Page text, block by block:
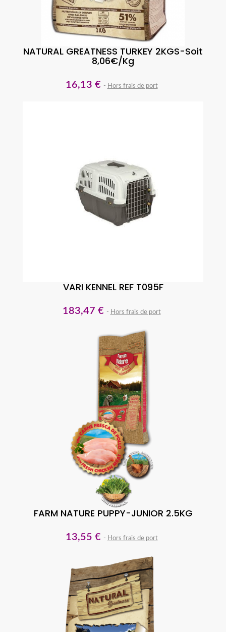
NATURAL GREATNESS TURKEY 2KGS-Soit
8,06€/kg
16,13 € Hors frais de port
VARI KENNEL REF T095F
183,47 € Hors frais de port
FARM NATURE PUPPY-JUNIOR 2.5KG
13,55 € Hors frais de port